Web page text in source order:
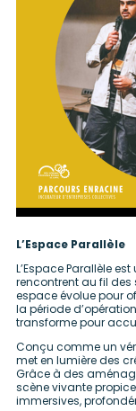
L’Espace Parallèle
L’Espace Parallèle
rencontrent au fil des
espace évolue pour
la période
transforme pour
Conçu comme un
met en lumière des
Grâce à des
scène vivante
immersives,